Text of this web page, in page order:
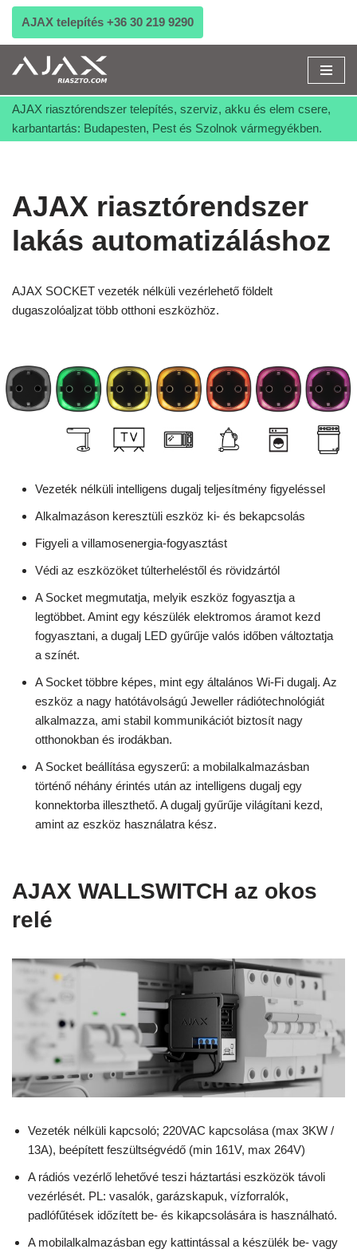
Skip
to
AJAX telepítés +36 30 219 9290
AJAX riasztórendszer telepítés, szerviz, akku és elem csere,
karbantartás: Budapesten, Pest és Szolnok vármegyékben.
AJAX riasztórendszer
lakás automatizáláshoz
AJAX SOCKET vezeték nélküli vezérlehető földelt
dugaszolóaljzat több otthoni eszközhöz.
Vezeték nélküli intelligens dugalj teljesítmény figyeléssel
Alkalmazáson keresztüli eszköz ki- és bekapcsolás
Figyeli a villamosenergia-fogyasztást
Védi az eszközöket túlterheléstől és rövidzártól
A Socket megmutatja, melyik eszköz fogyasztja a
legtöbbet. Amint egy készülék elektromos áramot kezd
fogyasztani, a dugalj LED gyűrűje valós időben változtatja
a színét.
A Socket többre képes, mint egy általános Wi-Fi dugalj. Az
eszköz a nagy hatótávolságú Jeweller rádiótechnológiát
alkalmazza, ami stabil kommunikációt biztosít nagy
otthonokban és irodákban.
A Socket beállítása egyszerű: a mobilalkalmazásban
történő néhány érintés után az intelligens dugalj egy
konnektorba illeszthető. A dugalj gyűrűje világítani kezd,
amint az eszköz használatra kész.
AJAX WALLSWITCH az okos
relé
Vezeték nélküli kapcsoló; 220VAC kapcsolása (max 3KW /
13A), beépített feszültségvédő (min 161V, max 264V)
A rádiós vezérlő lehetővé teszi háztartási eszközök távoli
vezérlését. PL: vasalók, garázskapuk, vízforralók,
padlófűtések időzített be- és kikapcsolására is használható.
A mobilalkalmazásban egy kattintással a készülék be- vagy